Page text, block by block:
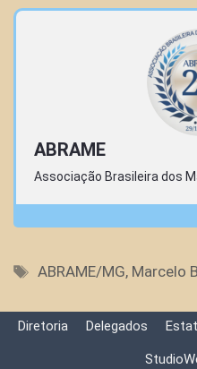
ABRAME
Associação Brasileira dos
Tags
ABRAME/MG, Marcelo
Diretoria Delegados